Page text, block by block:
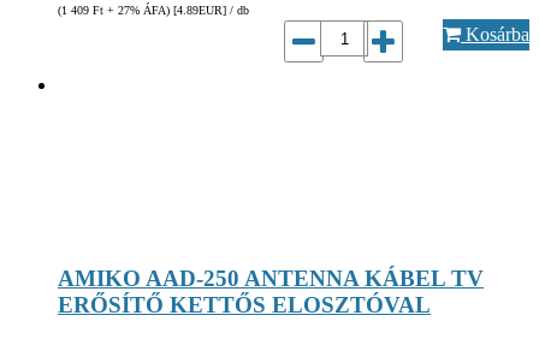
(1 409 Ft + 27% ÁFA) [4.89EUR] / db
Kosárba
AMIKO AAD-250 ANTENNA KÁBEL TV
ERŐSÍTŐ KETTŐS ELOSZTÓVAL